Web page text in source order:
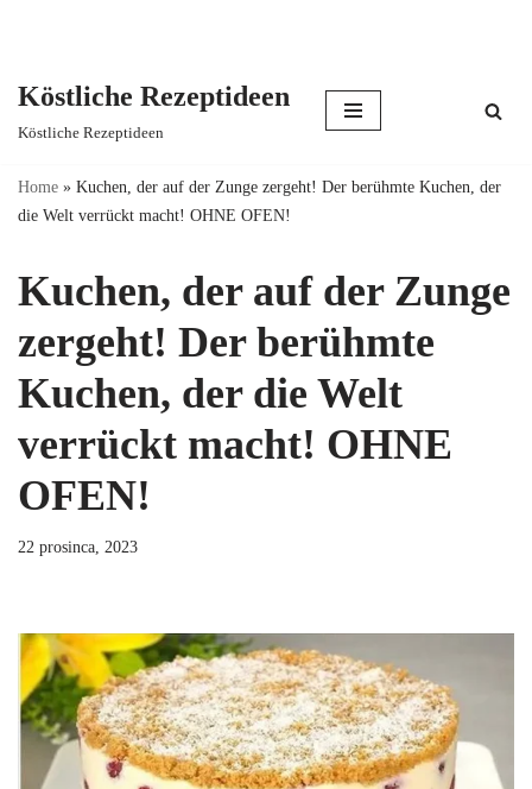
content
Köstliche Rezeptideen
Köstliche Rezeptideen
Home » Kuchen, der auf der Zunge zergeht! Der berühmte Kuchen, der
die Welt verrückt macht! OHNE OFEN!
Kuchen, der auf der Zunge
zergeht! Der berühmte
Kuchen, der die Welt
verrückt macht! OHNE
OFEN!
22 prosinca, 2023